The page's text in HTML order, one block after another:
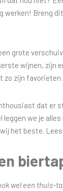
werken! Breng
grote
wijnen, zijn
zijn
dat er
we je
het beste. Lees
wel een thuis-